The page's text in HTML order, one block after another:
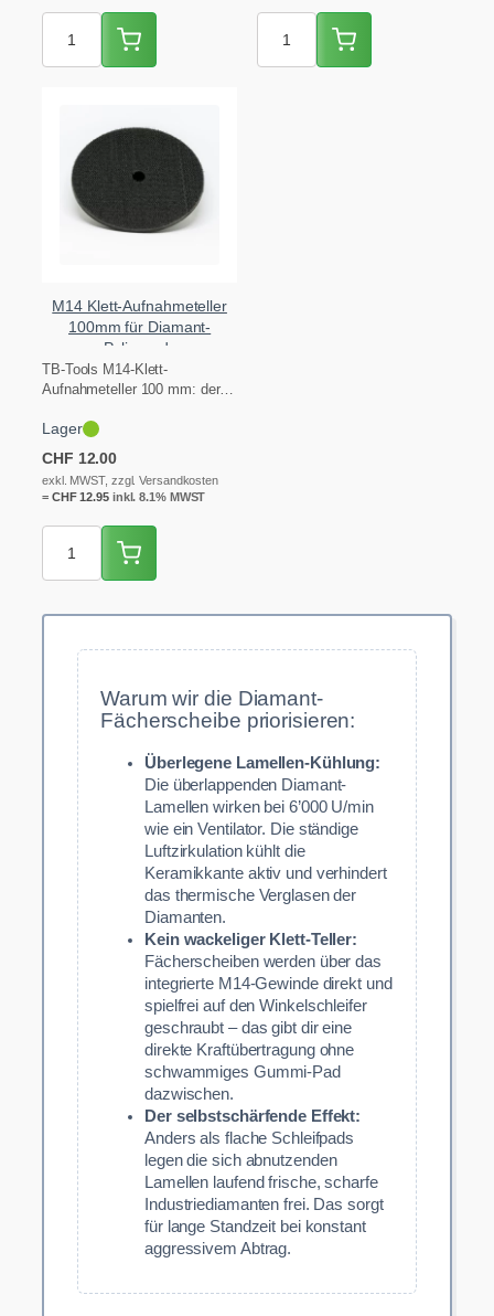
M14 Klett-Aufnahmeteller
100mm für Diamant-
Polierpads
TB-Tools M14-Klett-
Aufnahmeteller 100 mm: der
Polierpads. Wird auf den
Winkelschleifer (M14)…
Lager
CHF 12.00
exkl. MWST, zzgl. Versandkosten
= CHF12.95inkl. 8.1% MWST
Warum wir die Diamant-
Fächerscheibe priorisieren:
Überlegene Lamellen-Kühlung:
Die überlappenden Diamant-
Lamellen wirken bei 6’000 U/min
wie ein Ventilator. Die ständige
Luftzirkulation kühlt die
Keramikkante aktiv und verhindert
das thermische Verglasen der
Diamanten.
Kein wackeliger Klett-Teller:
Fächerscheiben werden über das
integrierte M14-Gewinde direkt und
spielfrei auf den Winkelschleifer
geschraubt – das gibt dir eine
direkte Kraftübertragung ohne
schwammiges Gummi-Pad
dazwischen.
Der selbstschärfende Effekt:
Anders als flache Schleifpads
legen die sich abnutzenden
Lamellen laufend frische, scharfe
Industriediamanten frei. Das sorgt
für lange Standzeit bei konstant
aggressivem Abtrag.